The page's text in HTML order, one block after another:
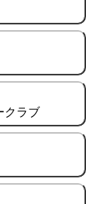
クラブ